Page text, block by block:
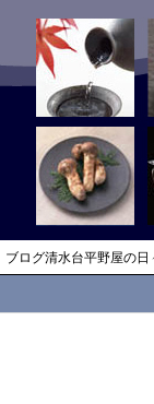
ブログ清水台平野屋の日